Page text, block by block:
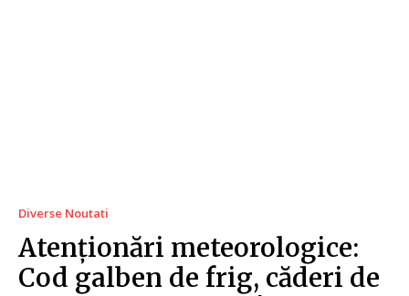
Diverse Noutati
Atenționări meteorologice:
Cod galben de frig, căderi de